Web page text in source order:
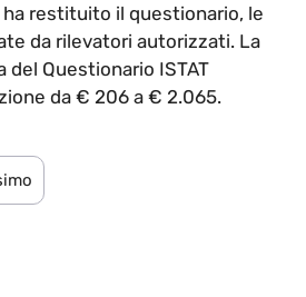
restituito il questionario, le
da rilevatori autorizzati. La
del Questionario ISTAT
da € 206 a € 2.065.